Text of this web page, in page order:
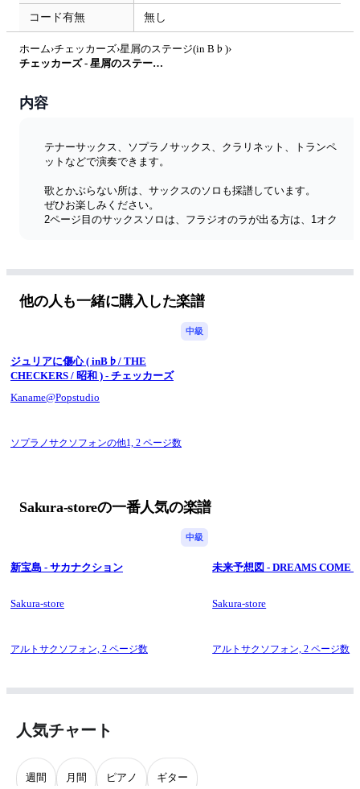
コード有無 無し
ホーム›チェッカーズ›星屑のステージ(in B♭)›
チェッカーズ - 星屑のステージ(in B♭) by Sakura-store
内容
テナーサックス、ソプラノサックス、クラリネット、トランペ
ットなどで演奏できます。
歌とかぶらない所は、サックスのソロも採譜しています。
ぜひお楽しみください。
2ページ目のサックスソロは、フラジオのラが出る方は、1オク
他の人も一緒に購入した楽譜
中級
ジュリアに傷心 ( inB♭/ THE
CHECKERS / 昭和 ) - チェッカーズ
Kaname@Popstudio
ソプラノサクソフォンの他1, 2 ページ数
Sakura-storeの一番人気の楽譜
中級
新宝島 - サカナクション
Sakura-store
アルトサクソフォン, 2 ページ数
未来予想図 - DREAMS COME
Sakura-store
アルトサクソフォン,2 ページ数
人気チャート
週間 月間 ピアノ ギター